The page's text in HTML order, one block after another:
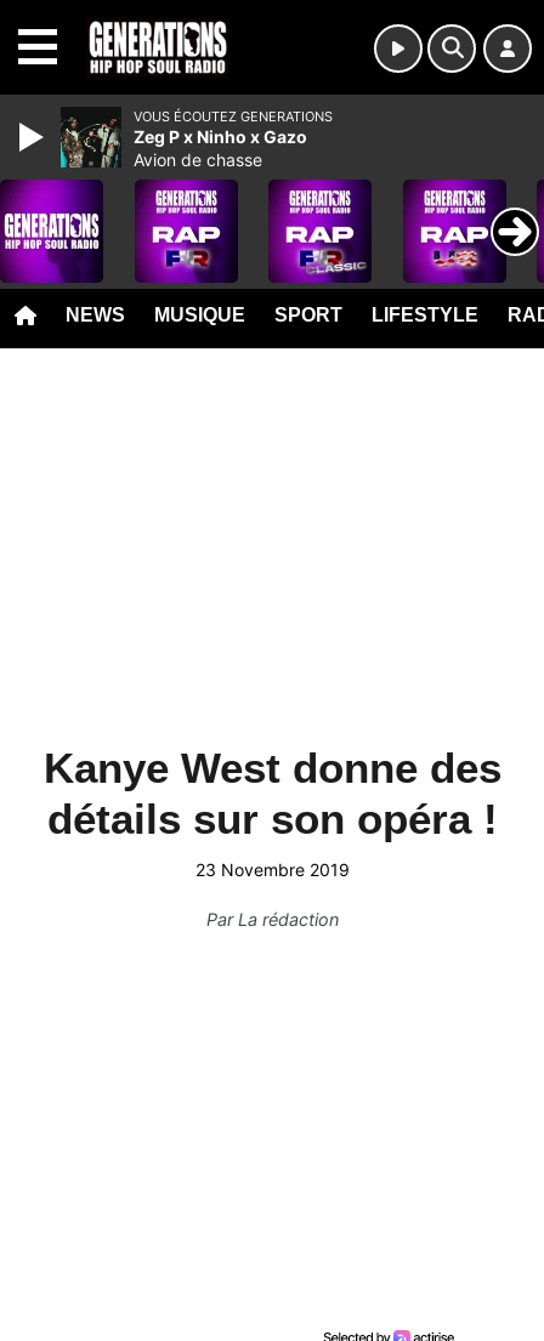
NEWS MUSIQUE SPORT LIFESTYLE
Kanye West donne des
détails sur son opéra !
23 Novembre 2019
ParLa rédaction
VOUS ÉCOUTEZ GENERATIONS
Zeg P x Ninho x Gazo
Avion de chasse